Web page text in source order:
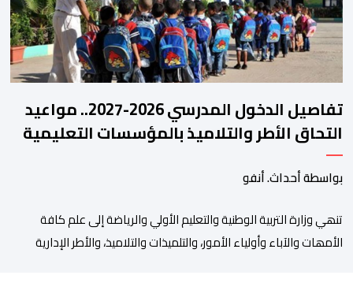
تفاصيل الدخول المدرسي 2026-2027.. مواعيد
التحاق الأطر والتلاميذ بالمؤسسات التعليمية
بواسطة أحداث. أنفو
تنھي وزارة التربیة الوطنیة والتعلیم الأولي والریاضة إلى علم كافة
الأمھات والآباء وأولیاء الأمور، والتلمیذات والتلامیذ، والأطر الإداریة